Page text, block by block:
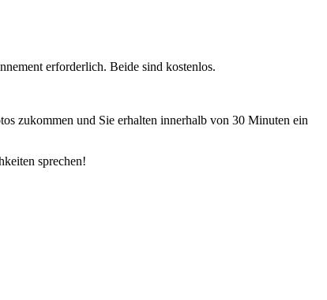
erforderlich. Beide sind kostenlos.
zukommen und Sie erhalten innerhalb von 30 Minuten ein
sprechen!